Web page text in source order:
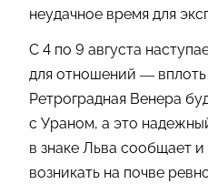
неудачное время для
С 4 по 9 августа
для отношений — вплоть
Ретроградная Венера
с Ураном, а это
в знаке Льва сообщает
возникать на почве